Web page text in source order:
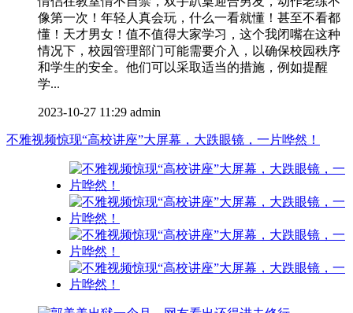
像第一次！年轻人真会玩，什么一看就懂！甚至不看都
懂！天才男女！值不值得大家学习，这个我闭嘴在这种
情况下，校园管理部门可能需要介入，以确保校园秩序
和学生的安全。他们可以采取适当的措施，例如提醒
学...
2023-10-27 11:29 admin
不雅视频惊现“高校讲座”大屏幕，大跌眼镜，一片哗然！